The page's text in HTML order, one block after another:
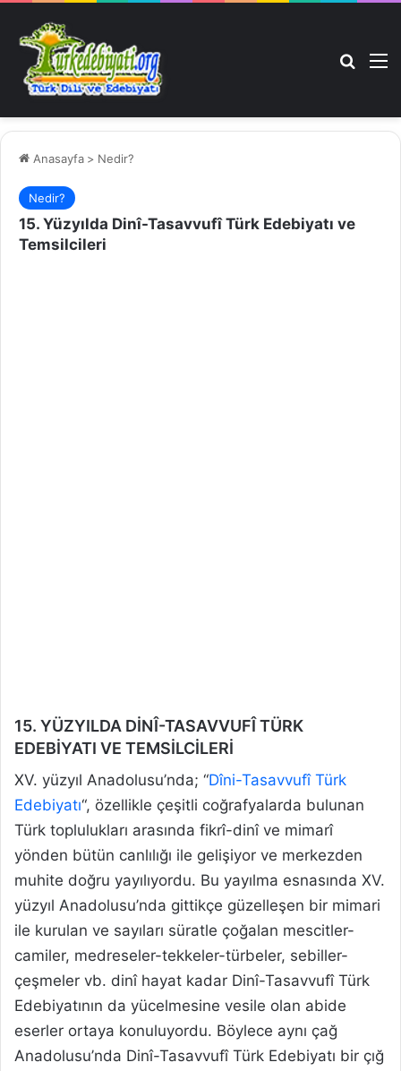
Anasayfa > Nedir?
Nedir?
15. Yüzyılda Dinî-Tasavvufî Türk Edebiyatı ve
Temsilcileri
15. YÜZYILDA DİNÎ-TASAVVUFÎ TÜRK
EDEBİYATI VE TEMSİLCİLERİ
XV. yüzyıl Anadolusu’nda; “Dîni-Tasavvufî Türk
Edebiyatı“, özellikle çeşitli coğrafyalarda bulunan
Türk toplulukları arasında fikrî-dinî ve mimarî
yönden bütün canlılığı ile gelişiyor ve merkezden
muhite doğru yayılıyordu. Bu yayılma esnasında XV.
yüzyıl Anadolusu’nda gittikçe güzelleşen bir mimari
ile kurulan ve sayıları süratle çoğalan mescitler-
camiler, medreseler-tekkeler-türbeler, sebiller-
çeşmeler vb. dinî hayat kadar Dinî-Tasavvufî Türk
Edebiyatının da yücelmesine vesile olan abide
eserler ortaya konuluyordu. Böylece aynı çağ
Anadolusu’nda Dinî-Tasavvufî Türk Edebiyatı bir çığ